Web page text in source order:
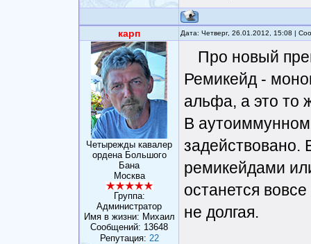
карп Дата: Четверг, 26.01.2012, 15:08 |
Четырежды кавалер
ордена Большого
Бана
Москва
Группа:
Администратор
Имя в жизни: Михаил
Сообщений: 13648
Репутация: 22
Про новый
Ремикейд -
альфа, а это то
В аутоиммунном
задействовано.
ремикейдами
останется
не долгая.